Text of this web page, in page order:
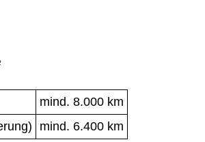
mind. 8.000 km
mind. 6.400 km